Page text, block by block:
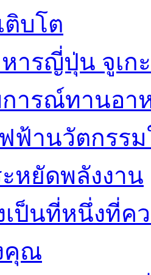
บโต
ารญี่ปุ่น จูเก
ารณ์ทานอา
ฟ้านวัตกรร
หยัดพลังงาน
เป็นที่หนึ่งที่ค
คุณ